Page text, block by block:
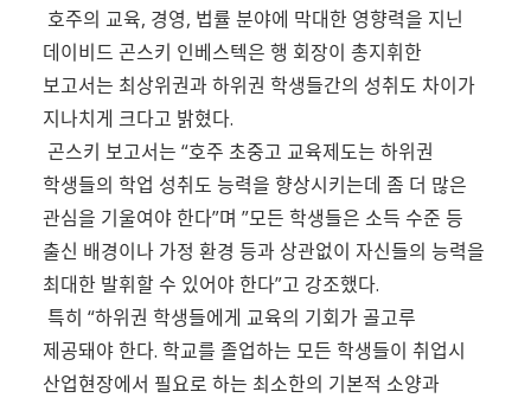
호주의 교육, 경영, 법률 분야에 막대한 영향력을 지닌
데이비드 곤스키 인베스텍은 행 회장이 총지휘한
보고서는 최상위권과 하위권 학생들간의 성취도 차이가
지나치게 크다고 밝혔다.
곤스키 보고서는 “호주 초중고 교육제도는 하위권
학생들의 학업 성취도 능력을 향상시키는데 좀 더 많은
관심을 기울여야 한다”며 ”모든 학생들은 소득 수준 등
출신 배경이나 가정 환경 등과 상관없이 자신들의 능력을
최대한 발휘할 수 있어야 한다”고 강조했다.
특히 “하위권 학생들에게 교육의 기회가 골고루
제공돼야 한다. 학교를 졸업하는 모든 학생들이 취업시
산업현장에서 필요로 하는 최소한의 기본적 소양과